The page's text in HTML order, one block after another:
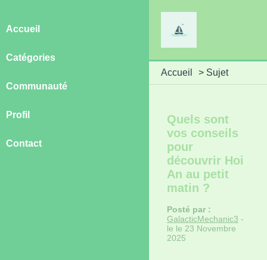
Accueil > Sujet
Accueil
Catégories
Communauté
Profil
Contact
Quels sont
vos conseils
pour
découvrir Hoi
An au petit
matin ?
Posté par :
GalacticMechanic3 -
le le 23 Novembre
2025